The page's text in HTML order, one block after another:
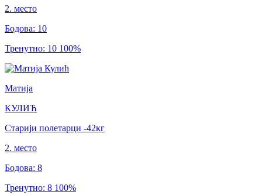
2. место
Бодова: 10
Тренутно: 10 100%
Матија
КУЛИЋ
Старији полетарци -42кг
2. место
Бодова: 8
Тренутно: 8 100%